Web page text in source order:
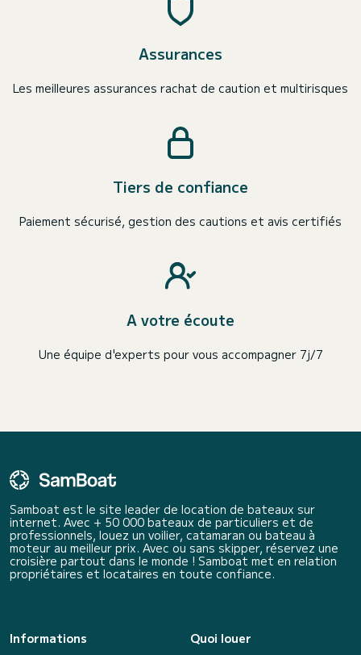
Assurances
Les meilleures assurances rachat de caution et multirisques
Tiers de confiance
Paiement sécurisé, gestion des cautions et avis certifiés
A votre écoute
Une équipe d'experts pour vous accompagner 7j/7
Samboat est le site leader de location de bateaux sur
internet. Avec + 50 000 bateaux de particuliers et de
professionnels, louez un voilier, catamaran ou bateau à
moteur au meilleur prix. Avec ou sans skipper, réservez une
croisière partout dans le monde ! Samboat met en relation
propriétaires et locataires en toute confiance.
Informations
Quoi louer